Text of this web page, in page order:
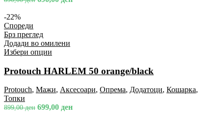
-22%
Спореди
Брз преглед
Додади во омилени
Избери опции
Protouch HARLEM 50 orange/black
Protouch, Мажи, Аксесоари, Опрема, Додатоци, Кошарка,
Топки
899,00ден 699,00 ден